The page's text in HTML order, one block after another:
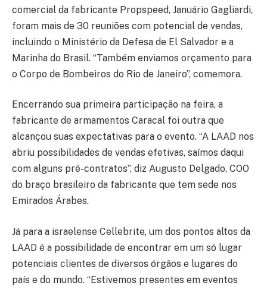
comercial da fabricante Propspeed, Januário Gagliardi,
foram mais de 30 reuniões com potencial de vendas,
incluindo o Ministério da Defesa de El Salvador e a
Marinha do Brasil. “Também enviamos orçamento para
o Corpo de Bombeiros do Rio de Janeiro”, comemora.
Encerrando sua primeira participação na feira, a
fabricante de armamentos Caracal foi outra que
alcançou suas expectativas para o evento. “A LAAD nos
abriu possibilidades de vendas efetivas, saímos daqui
com alguns pré-contratos”, diz Augusto Delgado, COO
do braço brasileiro da fabricante que tem sede nos
Emirados Árabes.
Já para a israelense Cellebrite, um dos pontos altos da
LAAD é a possibilidade de encontrar em um só lugar
potenciais clientes de diversos órgãos e lugares do
país e do mundo. “Estivemos presentes em eventos